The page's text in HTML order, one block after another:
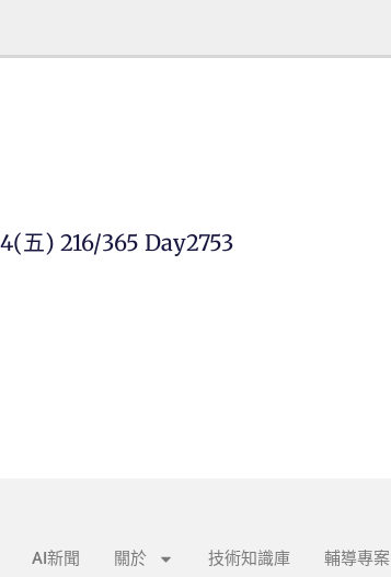
五) 216/365 Day2753
AI新聞 關於 技術知識庫 輔導專案